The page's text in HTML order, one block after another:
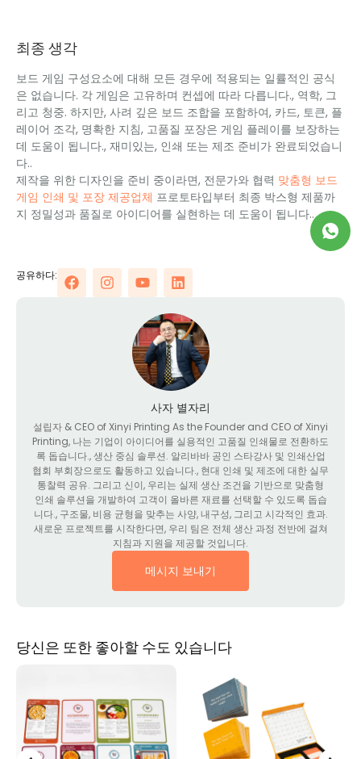
최종 생각
보드 게임 구성요소에 대해 모든 경우에 적용되는 일률적인 공식
은 없습니다. 각 게임은 고유하며 컨셉에 따라 다릅니다., 역학, 그
리고 청중. 하지만, 사려 깊은 보드 조합을 포함하여, 카드, 토큰, 플
레이어 조각, 명확한 지침, 고품질 포장은 게임 플레이를 보장하는
데 도움이 됩니다., 재미있는, 인쇄 또는 제조 준비가 완료되었습니
다..
제작을 위한 디자인을 준비 중이라면, 전문가와 협력 맞춤형 보드
게임 인쇄 및 포장 제공업체 프로토타입부터 최종 박스형 제품까
지 정밀성과 품질로 아이디어를 실현하는 데 도움이 됩니다..
공유하다:
사자 별자리
설립자 & CEO of Xinyi Printing As the Founder and CEO of Xinyi
Printing, 나는 기업이 아이디어를 실용적인 고품질 인쇄물로 전환하도
록 돕습니다., 생산 중심 솔루션. 알리바바 공인 스타강사 및 인쇄산업
협회 부회장으로도 활동하고 있습니다., 현대 인쇄 및 제조에 대한 실무
통찰력 공유. 그리고 신이, 우리는 실제 생산 조건을 기반으로 맞춤형
인쇄 솔루션을 개발하여 고객이 올바른 재료를 선택할 수 있도록 돕습
니다., 구조물, 비용 균형을 맞추는 사양, 내구성, 그리고 시각적인 효과.
새로운 프로젝트를 시작한다면, 우리 팀은 전체 생산 과정 전반에 걸쳐
지침과 지원을 제공할 것입니다.
메시지 보내기
당신은 또한 좋아할 수도 있습니다